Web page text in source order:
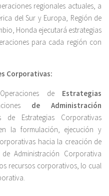
regionales actuales, a
del Sur y Europa, Región de
Honda ejecutará estrategias
para cada región con
Corporativas:
de Estrategias
de Administración
de Estrategias Corporativas
la formulación, ejecución y
hacia la creación de
Administración Corporativa
recursos corporativos, lo cual